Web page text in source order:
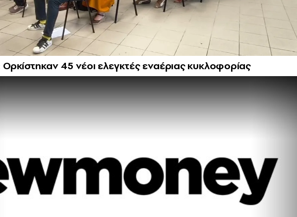
Ορκίστηκαν 45 νέοι ελεγκτές εναέριας κυκλοφορίας